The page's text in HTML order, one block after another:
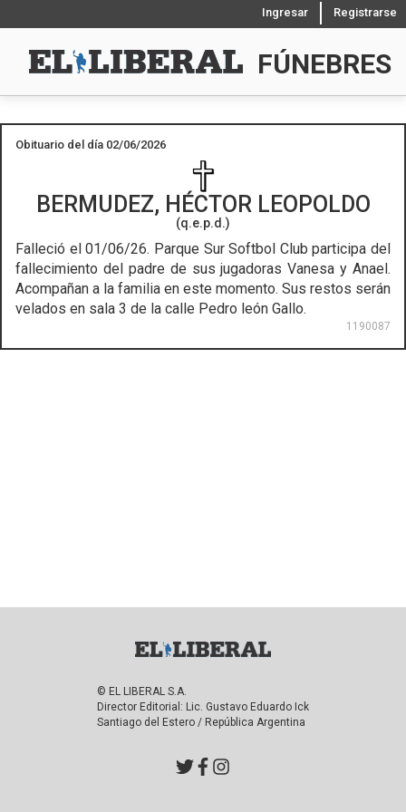
Ingresar Registrarse
FÚNEBRES
Obituario del día 02/06/2026
BERMUDEZ, HÉCTOR LEOPOLDO
(q.e.p.d.)
Falleció el 01/06/26. Parque Sur Softbol Club participa del
fallecimiento del padre de sus jugadoras Vanesa y Anael.
Acompañan a la familia en este momento. Sus restos serán
velados en sala 3 de la calle Pedro león Gallo.
1190087
© EL LIBERAL S.A.
Director Editorial: Lic. Gustavo Eduardo Ick
Santiago del Estero / República Argentina